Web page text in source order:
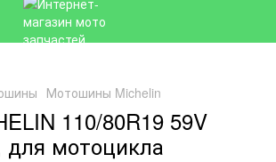
Мотошины Michelin
110/80R19 59V
для мотоцикла